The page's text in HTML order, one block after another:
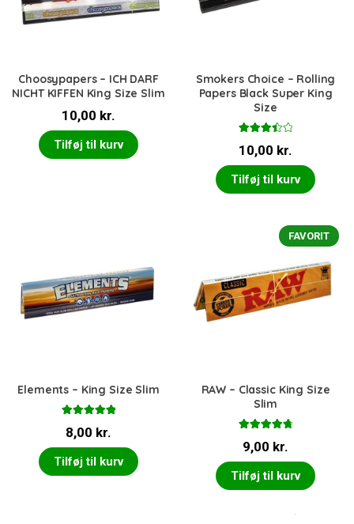
Choosypapers – ICH DARF
NICHT KIFFEN King Size Slim
10,00 kr.
Tilføj til kurv
Smokers Choice – Rolling
Papers Black Super King
Size
t3.50
ud af 5
10,00 kr.
Tilføj til kurv
Elements – King Size Slim
5.00ud af 5
8,00 kr.
Tilføj til kurv
FAVORIT
RAW – Classic King Size
Slim
4.86ud af 5
9,00 kr.
Tilføj til kurv